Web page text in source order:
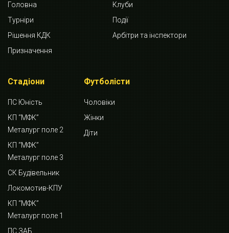
Головна
Клуби
Турніри
Події
Рішення КДК
Арбітри та інспектори
Призначення
Стадіони
ПС Юність
КП “МФК”
Металург поле 2
КП “МФК”
Металург поле 3
СК Будівельник
Локомотив-КПУ
КП “МФК”
Металург поле 1
ПС ЗАБ
Футболісти
Чоловіки
Жінки
Діти